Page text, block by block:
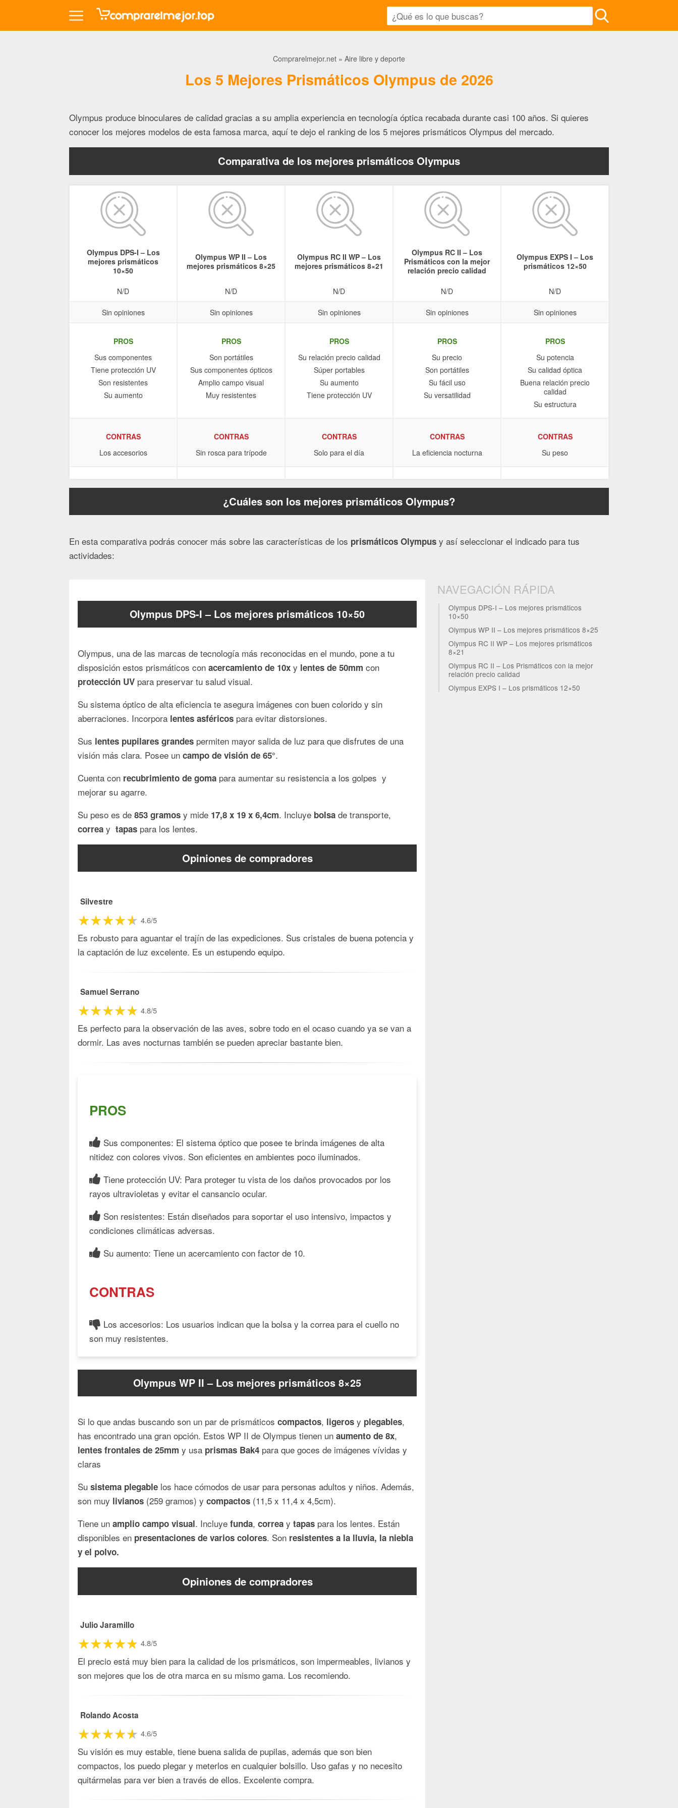
Comprarelmejor.net Aire libre y deporte
Los 5 Mejores Prismáticos Olympus de 2026
Olympus produce binoculares de calidad gracias a su amplia experiencia en tecnología óptica recabada durante casi 100 años. Si quieres
conocer los mejores modelos de esta famosa marca, aquí te dejo el ranking de los 5 mejores prismáticos Olympus del mercado.
Comparativa de los mejores prismáticos Olympus
Olympus DPS-I – Los
mejores prismáticos
10×50
N/D
Sin opiniones
PROS
Sus componentes
Tiene protección UV
Son resistentes
Su aumento
CONTRAS
Los accesorios
Olympus WP II – Los
mejores prismáticos 8×25
N/D
Sin opiniones
PROS
Son portátiles
Sus componentes ópticos
Amplio campo visual
Muy resistentes
CONTRAS
Sin rosca para trípode
Olympus RC II WP – Los
mejores prismáticos 8×21
N/D
Sin opiniones
PROS
Su relación precio calidad
Súper portables
Su aumento
Tiene protección UV
CONTRAS
Solo para el día
Olympus RC II – Los
Prismáticos con la mejor
relación precio calidad
N/D
Sin opiniones
PROS
Su precio
Son portátiles
Su fácil uso
Su versatilidad
CONTRAS
La eficiencia nocturna
Olympus EXPS I – Los
prismáticos 12×50
N/D
Sin opiniones
PROS
Su potencia
Su calidad óptica
Buena relación precio
calidad
Su estructura
CONTRAS
Su peso
¿Cuáles son los mejores prismáticos Olympus?
En esta comparativa podrás conocer más sobre las características de los prismáticos Olympus y así seleccionar el indicado para tus
actividades:
NAVEGACIÓN RÁPIDA
Olympus DPS-I – Los mejores prismáticos
10×50
Olympus WP II – Los mejores prismáticos 8×25
Olympus RC II WP – Los mejores prismáticos
8×21
Olympus RC II – Los Prismáticos con la mejor
relación precio calidad
Olympus EXPS I – Los prismáticos 12×50
Olympus DPS-I – Los mejores prismáticos 10×50
Olympus, una de las marcas de tecnología más reconocidas en el mundo, pone a tu
disposición estos prismáticos con acercamiento de 10x y lentes de 50mm con
protección UV para preservar tu salud visual.
Su sistema óptico de alta eficiencia te asegura imágenes con buen colorido y sin
aberraciones. Incorpora lentes asféricos para evitar distorsiones.
Sus lentes pupilares grandes permiten mayor salida de luz para que disfrutes de una
visión más clara. Posee un campo de visión de 65°.
Cuenta con recubrimiento de goma para aumentar su resistencia a los golpes y
mejorar su agarre.
Su peso es de 853 gramos y mide 17,8 x 19 x 6,4cm. Incluye bolsa de transporte,
correa y tapas para los lentes.
Opiniones de compradores
Silvestre
4.6/5
Es robusto para aguantar el trajín de las expediciones. Sus cristales de buena potencia y
la captación de luz excelente. Es un estupendo equipo.
Samuel Serrano
4.8/5
Es perfecto para la observación de las aves, sobre todo en el ocaso cuando ya se van a
dormir. Las aves nocturnas también se pueden apreciar bastante bien.
PROS
Sus componentes: El sistema óptico que posee te brinda imágenes de alta
nitidez con colores vivos. Son eficientes en ambientes poco iluminados.
Tiene protección UV: Para proteger tu vista de los daños provocados por los
rayos ultravioletas y evitar el cansancio ocular.
Son resistentes: Están diseñados para soportar el uso intensivo, impactos y
condiciones climáticas adversas.
Su aumento: Tiene un acercamiento con factor de 10.
CONTRAS
Los accesorios: Los usuarios indican que la bolsa y la correa para el cuello no
son muy resistentes.
Olympus WP II – Los mejores prismáticos 8×25
Si lo que andas buscando son un par de prismáticos compactos, ligeros y plegables,
has encontrado una gran opción. Estos WP II de Olympus tienen un aumento de 8x,
lentes frontales de 25mm y usa prismas Bak4 para que goces de imágenes vívidas y
claras
Su sistema plegable los hace cómodos de usar para personas adultos y niños. Además,
son muy livianos (259 gramos) y compactos (11,5 x 11,4 x 4,5cm).
Tiene un amplio campo visual. Incluye funda, correa y tapas para los lentes. Están
disponibles en presentaciones de varios colores. Son resistentes a la lluvia, la niebla
y el polvo.
Opiniones de compradores
Julio Jaramillo
4.8/5
El precio está muy bien para la calidad de los prismáticos, son impermeables, livianos y
son mejores que los de otra marca en su mismo gama. Los recomiendo.
Rolando Acosta
4.6/5
Su visión es muy estable, tiene buena salida de pupilas, además que son bien
compactos, los puedo plegar y meterlos en cualquier bolsillo. Uso gafas y no necesito
quitármelas para ver bien a través de ellos. Excelente compra.